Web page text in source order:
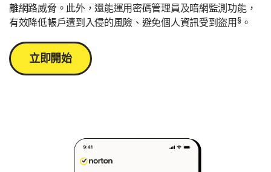
離網路威脅。此外，還能運用密碼管理員及暗網監測功能，
有效降低帳戶遭到入侵的風險、避免個人資訊受到盜用§。
立即開始